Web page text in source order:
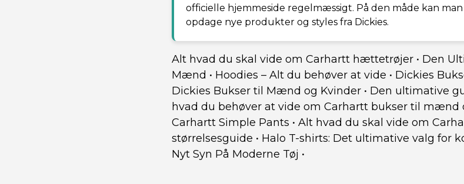
officielle hjemmeside regelmæssigt. På den måde kan
opdage nye produkter og styles fra Dickies.
Alt hvad du skal vide om Carhartt hættetrøjer • Den
Mænd • Hoodies – Alt du behøver at vide • Dickies
Dickies Bukser til Mænd og Kvinder • Den ultimative
hvad du behøver at vide om Carhartt bukser til mænd
Carhartt Simple Pants • Alt hvad du skal vide om
størrelsesguide • Halo T-shirts: Det ultimative valg for
Nyt Syn På Moderne Tøj •